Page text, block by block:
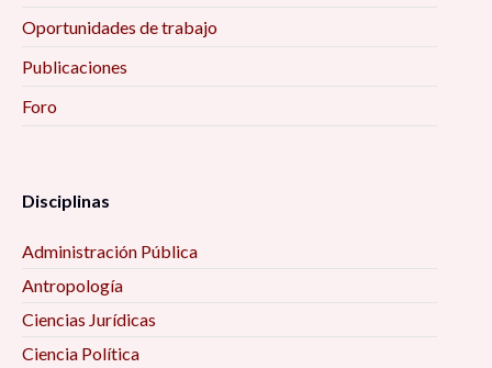
Oportunidades de trabajo
Publicaciones
Foro
Disciplinas
Administración Pública
Antropología
Ciencias Jurídicas
Ciencia Política